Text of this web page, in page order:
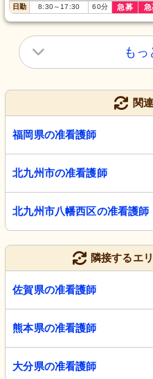
日勤
8:30～17:30 60分 急募 急
もっ
関
福岡県の准看護師
北九州市の准看護師
北九州市八幡西区の准看護師
隣接するエ
佐賀県の准看護師
熊本県の准看護師
大分県の准看護師